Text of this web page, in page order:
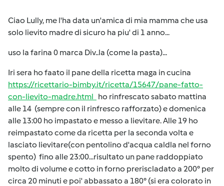
Ciao Lully, me l'ha data un'amica di mia mamma che usa
solo lievito madre di sicuro ha piu' di 1 anno...
uso la farina 0 marca Div..la (come la pasta)...
Iri sera ho faato il pane della ricetta maga in cucina
https://ricettario-bimby.it/ricetta/15647/pane-fatto-
con-lievito-madre.html ho rinfrescato sabato mattina
alle 14 (sempre con il rinfresco rafforzato) e domenica
alle 13:00 ho impastato e messo a lievitare. Alle 19 ho
reimpastato come da ricetta per la seconda volta e
lasciato lievitare(con pentolino d'acqua caldla nel forno
spento) fino alle 23:00...risultato un pane raddoppiato
molto di volume e cotto in forno preriscladato a 200° per
circa 20 minuti e poi' abbassato a 180° (si era colorato in